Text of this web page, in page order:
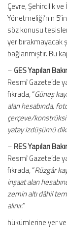
Çevre, Şehircilik
Yönetmeliği’nin
söz konusu
yer
bağlanmıştır. Bu
– GES Yapıları
Resmî Gazete’de
fıkrada, “Güneş
alan hesabında,
çerçeve/
yatay izdüşümü
– RES Yapıları
Resmî Gazete’de
fıkrada, “Rüzgâr
inşaat alan
zemin altı dâhil
alınır.”
hükümlerine yer